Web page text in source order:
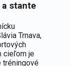
stante
Trnava,
cieľom je
tréningové